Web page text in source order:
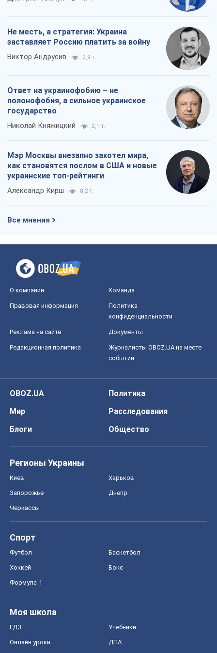
Не месть, а стратегия: Украина
заставляет Россию платить за войну
Виктор Андрусив 2,9 т.
Ответ на украинофобию – не
полонофобия, а сильное украинское
государство
Николай Княжицкий 2,1 т.
Мэр Москвы внезапно захотел мира,
как становятся послом в США и новые
украинские топ-рейтинги
Александр Кирш 8,2 т.
Все мнения
О компании Команда
Правовая информация
Политика
конфиденциальности
Реклама на сайте Документы
Редакционная политика
Журналисты OBOZ.UA на месте
событий
OBOZ.UA
Политика
Мир
Расследования
Блоги
Общество
Регионы Украины
Киев Харьков
Запорожье Днепр
Черкассы
Спорт
Футбол Баскетбол
Хоккей Бокс
Формула-1
Моя школа
ГДЗ Учебники
Онлайн уроки ДПА